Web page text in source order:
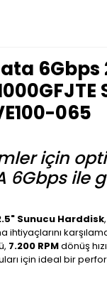
065
için
6Gbps
Sunucu Harddisk
7.200 RPMdönüş
için ideal bir